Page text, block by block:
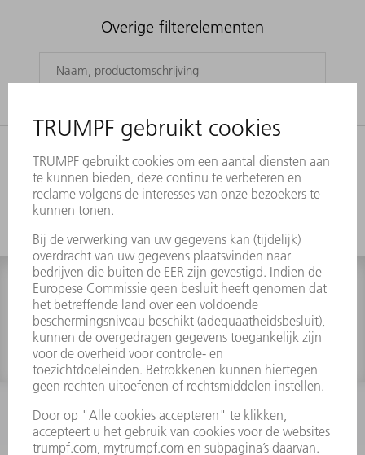
Overige filterelementen
CATEGORIE
0 treffers
INFORMATIE
Veel gestelde vragen